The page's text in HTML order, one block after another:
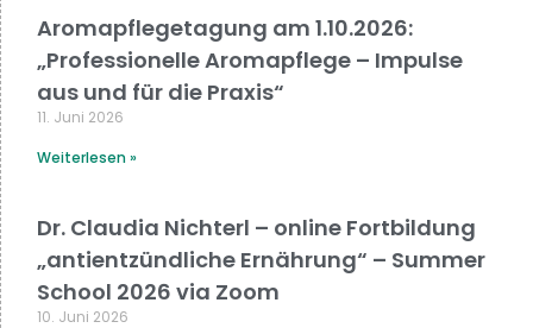
Aromapflegetagung am 1.10.2026:
„Professionelle Aromapflege – Impulse
aus und für die Praxis“
11. Juni 2026
Weiterlesen »
Dr. Claudia Nichterl – online Fortbildung
„antientzündliche Ernährung“ – Summer
School 2026 via Zoom
10. Juni 2026